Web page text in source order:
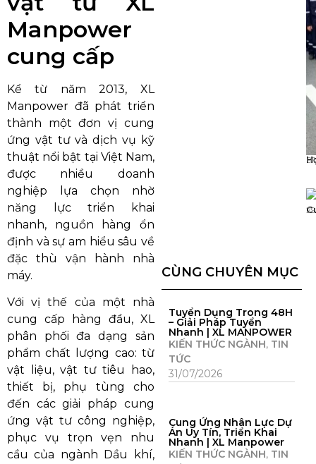
Manpower
cung cấp
Kể từ năm 2013, XL
Manpower đã phát triển
thành một đơn vị cung
ứng vật tư và dịch vụ kỹ
thuật nổi bật tại Việt Nam,
được nhiều doanh
nghiệp lựa chọn nhờ
năng lực triển khai
nhanh, nguồn hàng ổn
định và sự am hiểu sâu về
đặc thù vận hành nhà
máy.
Với vị thế của một nhà
cung cấp hàng đầu, XL
phân phối đa dạng sản
phẩm chất lượng cao: từ
vật liệu, vật tư tiêu hao,
thiết bị, phụ tùng cho
đến các giải pháp cung
ứng vật tư công nghiệp,
phục vụ trọn vẹn nhu
cầu của ngành Dầu khí,
CÙNG CHUYÊN MỤC
Tuyển Dụng Trong 48H
– Giải Pháp Tuyển
Nhanh | XL MANPOWER
KIẾN THỨC NGÀNH, TIN
TỨC
31/07/2026
Cung Ứng Nhân Lực Dự
Án Uy Tín, Triển Khai
Nhanh | XL Manpower
KIẾN THỨC NGÀNH, TIN